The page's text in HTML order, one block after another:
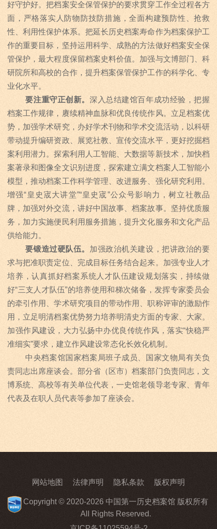
好守护好。把档案安全保管保护的要求贯穿工作全过程各方
面，严格落实人防物防技防措施，全面构建预防性、抢救
性、利用性保护体系。把延长历史档案寿命作为档案保护工
作的重要目标，坚持运用科学、成熟的方法做好档案安全保
管保护，最大程度保留档案史料价值。加强与文博部门、科
研院所和高校的合作，提升档案保管保护工作的科学化、专
业化水平。
要注重守正创新。深入总结建馆百年成功经验，把握
档案工作规律，赓续精神血脉和优良传统作风。立足档案优
势，加强学术研究，办好学术刊物和学术交流活动，以科研
带动提升编研资政、展览社教、宣传交流水平，更好挖掘档
案利用潜力。探索利用人工智能、大数据等新技术，加快档
案著录和图像全文识别进度，探索建立满文档案人工智能小
模型，推动档案工作科学管理、改进服务、强化研究利用。
增强“皇史宬大讲堂”“皇史宬”公众号影响力，树立社教品
牌，加强对外交流，讲好中国故事、档案故事。坚持优质服
务，加力实施便民利用服务措施，提升文化服务和文化产品
供给能力。
要锻造过硬队伍。 加强政治机关建设，把讲政治的要
求与把准职责定位、完成目标任务结合起来。加强专业人才
培养，认真抓好档案系统人才队伍建设规划落实，持续做
好“三支人才队伍”的培养使用和梯次储备，发挥专家委员会
的牵引作用、学术研究项目的带动作用、职称评审的激励作
用，立足明清档案优势努力培养明清史方面的专家、大家。
加强作风建设，大力弘扬中办优良传统作风，落实“快稳严
准细实”要求，建立作风建设常态化长效化机制。
中央档案馆国家档案局班子成员、国家文物局有关负
责同志出席座谈会。部分省（区市）档案部门负责同志，文
博系统、高校等有关单位代表，一史馆老领导老专家、青年
代表及在职人员代表等参加了座谈会。
网站地图 法律声明 隐私条款 版权声明
Copyright © 2020-2026 中国第一历史档案馆 版权所有
All Rights Reserved.